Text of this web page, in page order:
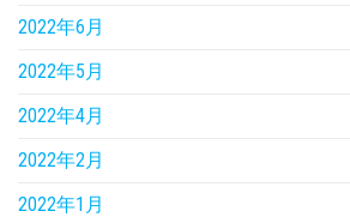
2022年6月
2022年5月
2022年4月
2022年2月
2022年1月